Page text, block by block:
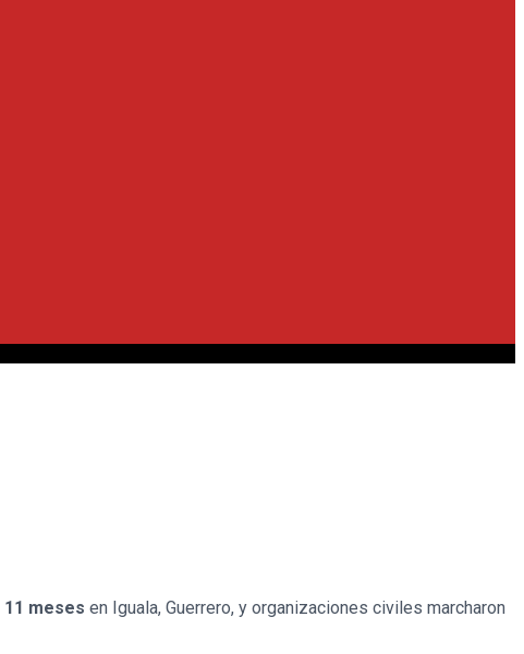
11 meses en Iguala, Guerrero, y organizaciones civiles marcharon